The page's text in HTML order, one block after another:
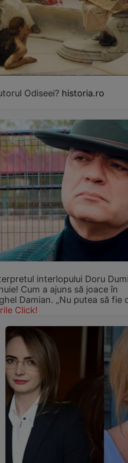
Odiseei? historia.ro
interlopului Doru
Cum a ajuns să joace în
Damian. „Nu putea să fie
Click!